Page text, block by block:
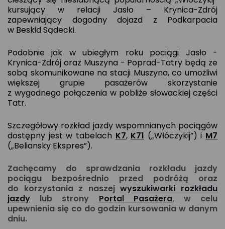
kursujący w relacji Jasło – Krynica-Zdrój
zapewniający dogodny dojazd z Podkarpacia
w Beskid Sądecki.
Podobnie jak w ubiegłym roku pociągi Jasło -
Krynica-Zdrój oraz Muszyna - Poprad-Tatry będą ze
sobą skomunikowane na stacji Muszyna, co umożliwi
większej grupie pasażerów skorzystanie
z wygodnego połączenia w pobliże słowackiej części
Tatr.
Szczegółowy rozkład jazdy wspomnianych pociągów
dostępny jest w tabelach K7, K71 („Włóczykij”) i M7
(„Beliansky Ekspres”).
Zachęcamy do sprawdzania rozkładu jazdy
pociągu bezpośrednio przed podróżą oraz
do korzystania z naszejwyszukiwarki rozkładu
jazdy lub strony Portal Pasażera, w celu
upewnienia się co do godzin kursowania w danym
dniu.